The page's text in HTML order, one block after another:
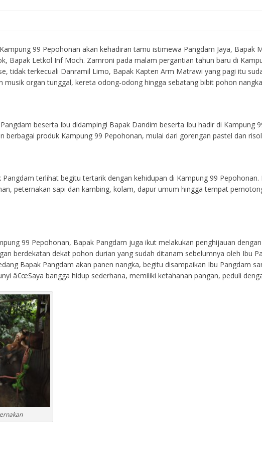
99 Pepohonan akan kehadiran tamu istimewa Pangdam Jaya, Bapak
Bapak Letkol Inf Moch. Zamroni pada malam pergantian tahun baru di
tidak terkecuali Danramil Limo, Bapak Kapten Arm Matrawi yang pagi itu
musik organ tunggal, kereta odong-odong hingga sebatang bibit pohon
beserta Ibu didampingi Bapak Dandim beserta Ibu hadir di
berbagai produk Kampung 99 Pepohonan, mulai dari gorengan pastel dan
terlihat begitu tertarik dengan kehidupan di Kampung 99
peternakan sapi dan kambing, kolam, dapur umum hingga tempat
99 Pepohonan, Bapak Pangdam juga ikut melakukan penghijauan
berdekatan dekat pohon durian yang sudah ditanam sebelumnya oleh Ibu
Bapak Pangdam akan panen nangka, begitu disampaikan Ibu Pangdam
â€œSaya bangga hidup sederhana, memiliki ketahanan pangan, peduli